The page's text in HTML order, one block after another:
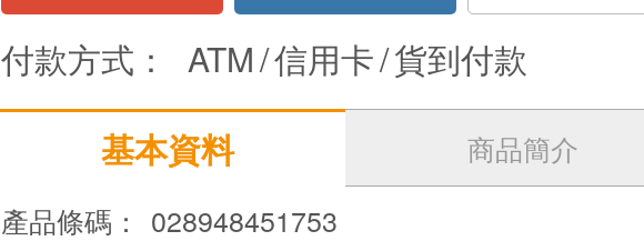
付款方式：
ATM/信用卡/貨到付款
基本資料
商品簡介
產品條碼：
028948451753